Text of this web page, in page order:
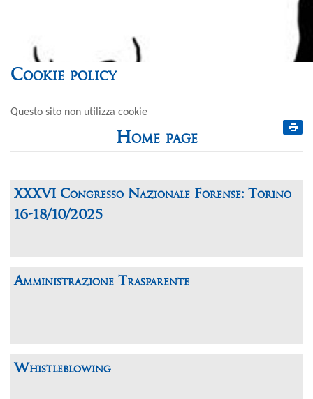
Cookie policy
Questo sito non utilizza cookie
Home page
XXXVI Congresso Nazionale Forense: Torino
16-18/10/2025
Amministrazione Trasparente
Whistleblowing